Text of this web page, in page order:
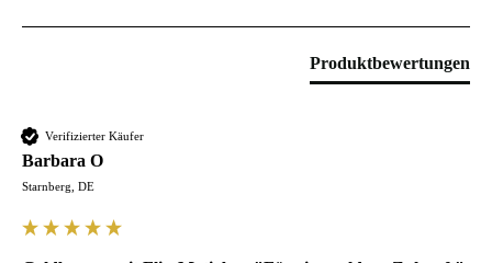
Produktbewertungen
Verifizierter Käufer
Barbara O
Starnberg, DE